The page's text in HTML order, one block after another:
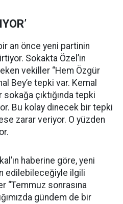
an önce yeni partinin
Sokakta Özel’in
vekiller “Hem Özgür
Bey’e tepki var. Kemal
çıktığında tepki
Bu kolay dinecek bir tepki
zarar veriyor. O yüzden
haberine göre, yeni
edilebileceğiyle ilgili
“Temmuz sonrasına
gündem de bir